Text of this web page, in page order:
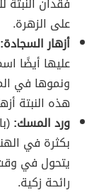
على الزهرة.
أزهار السجادة:
عليها أيضًا
ونموها في
هذه النبتة
ورد المسك:
بكثرة في
يتحول في وقت
رائحة زكية.